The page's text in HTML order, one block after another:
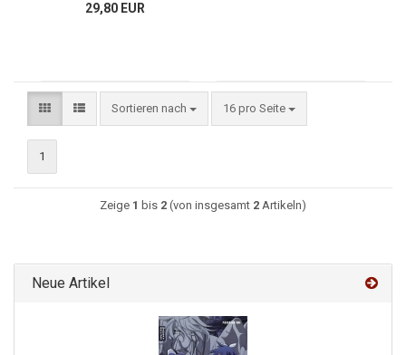
29,80 EUR
Sortieren nach 16 pro Seite
1
Zeige 1 bis 2 (von insgesamt 2 Artikeln)
Neue Artikel